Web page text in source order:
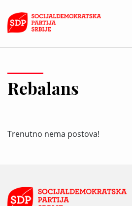
Rebalans
Trenutno nema postova!